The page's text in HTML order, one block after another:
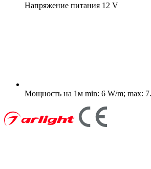
Напряжение питания 12 V
Мощность на 1м min: 6 W/m; max: